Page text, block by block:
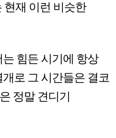
현재 이런 비슷한
힘든 시기에 항상
로 그 시간들은 결코
정말 견디기